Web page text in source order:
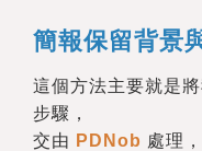
簡報保留背景
這個方法主要就是
步驟，
交由 PDNob 處理